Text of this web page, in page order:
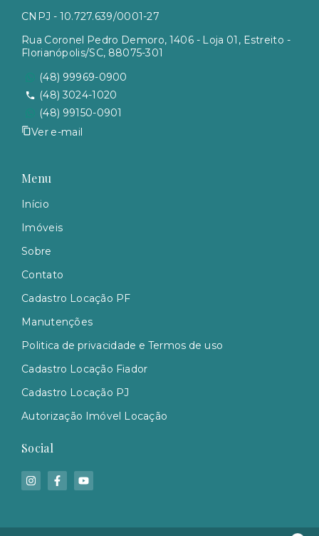
CNPJ - 10.727.639/0001-27
Rua Coronel Pedro Demoro, 1406 - Loja 01, Estreito -
Florianópolis/SC, 88075-301
(48) 99969-0900
(48) 3024-1020
(48) 99150-0901
Ver e-mail
Menu
Início
Imóveis
Sobre
Contato
Cadastro Locação PF
Manutenções
Politica de privacidade e Termos de uso
Cadastro Locação Fiador
Cadastro Locação PJ
Autorização Imóvel Locação
Social